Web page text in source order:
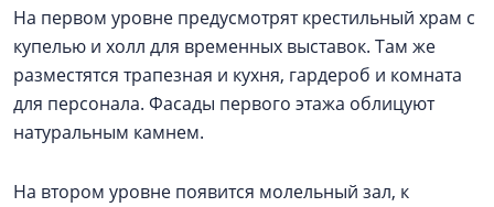
На первом уровне предусмотрят крестильный храм с
купелью и холл для временных выставок. Там же
разместятся трапезная и кухня, гардероб и комната
для персонала. Фасады первого этажа облицуют
натуральным камнем.
На втором уровне появится молельный зал, к